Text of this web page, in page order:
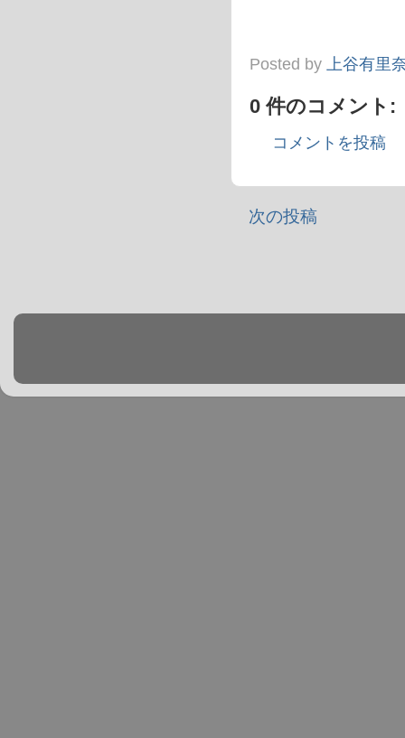
Posted by 上谷有里
0 件のコメント:
コメントを投稿
次の投稿